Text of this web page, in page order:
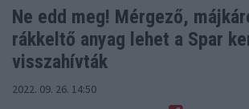
Ne edd meg! Mérgező,
rákkeltő anyag lehet a Spar
visszahívták
2022. 09. 26. 14:50